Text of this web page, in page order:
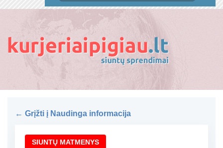
← Grįžti į Naudinga informacija
SIUNTŲ MATMENYS